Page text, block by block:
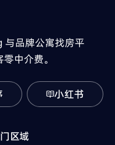
与品牌公寓找房平
中介费。
小红书
区域